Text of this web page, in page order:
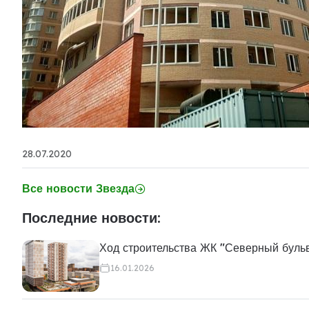
28.07.2020
Все новости Звезда
Последние новости:
Ход строительства ЖК "Северный
16.01.2026